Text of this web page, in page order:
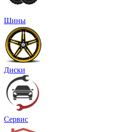
Шины
Диски
Сервис